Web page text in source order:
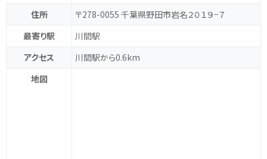
住所
〒278-0055 千葉県野田市岩名２０１９−７
最寄り駅
川間駅
アクセス
川間駅から0.6km
地図